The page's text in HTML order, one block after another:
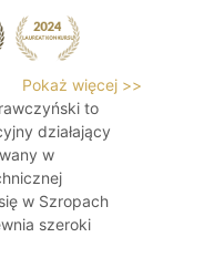
Pokaż więcej >>
to
działający
w
w Szropach
szeroki